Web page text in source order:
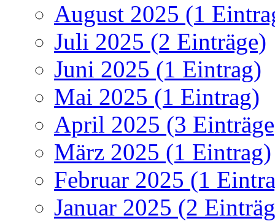
August 2025 (1
Juli 2025 (2 Einträge)
Juni 2025 (1 Eintrag)
Mai 2025 (1 Eintrag)
April 2025 (3
März 2025 (1 Eintrag)
Februar 2025 (1
Januar 2025 (2